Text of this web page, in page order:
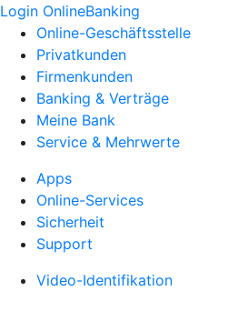
Login OnlineBanking
Online-Geschäftsstelle
Privatkunden
Firmenkunden
Banking & Verträge
Meine Bank
Service & Mehrwerte
Apps
Online-Services
Sicherheit
Support
Video-Identifikation